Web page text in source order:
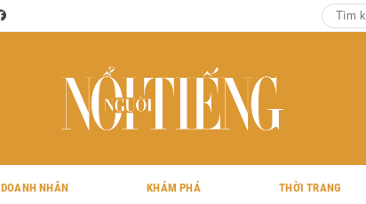
DOANH NHÂN KHÁM PHÁ THỜI TRANG